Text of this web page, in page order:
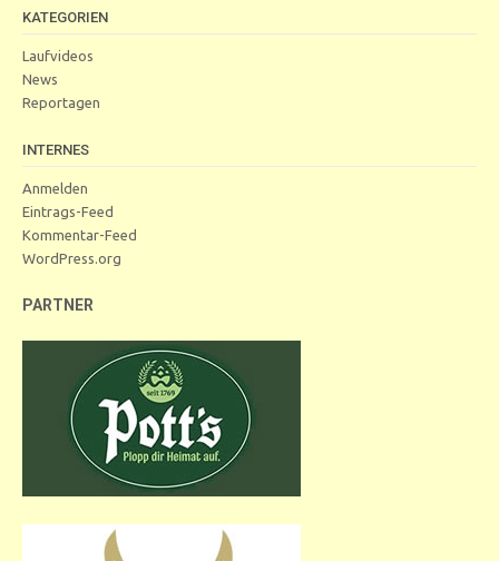
KATEGORIEN
Laufvideos
News
Reportagen
INTERNES
Anmelden
Eintrags-Feed
Kommentar-Feed
WordPress.org
PARTNER